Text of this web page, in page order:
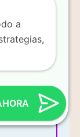
equipo de
a